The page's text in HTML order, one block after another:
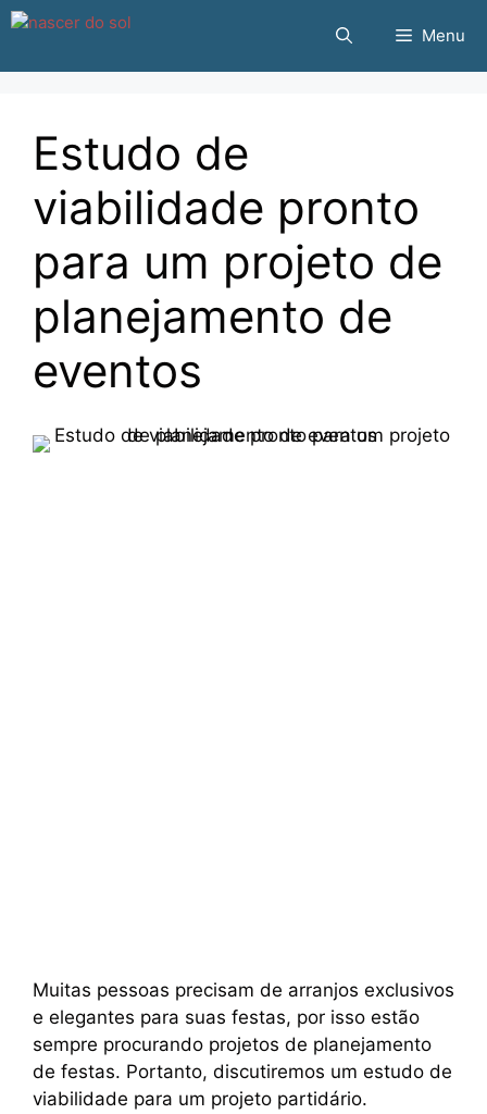
Pular
o
Menu
Estudo de
viabilidade pronto
para um projeto de
planejamento de
eventos
Muitas pessoas precisam de arranjos exclusivos
e elegantes para suas festas, por isso estão
sempre procurando projetos de planejamento
de festas. Portanto, discutiremos um estudo de
viabilidade para um projeto partidário.